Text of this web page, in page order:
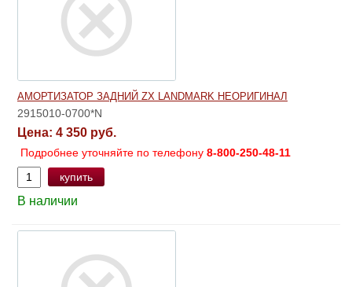
АМОРТИЗАТОР ЗАДНИЙ ZX LANDMARK НЕОРИГИНАЛ
2915010-0700*N
Цена: 4 350 руб.
Подробнее уточняйте по телефону 8-800-250-48-11
купить
В наличии